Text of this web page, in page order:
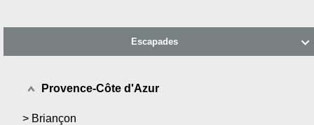

Escapades
Provence-Côte d'Azur
> Briançon